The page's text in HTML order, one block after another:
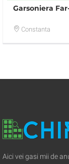
Garsoniera
Constanta
Aici vei gasi mii de